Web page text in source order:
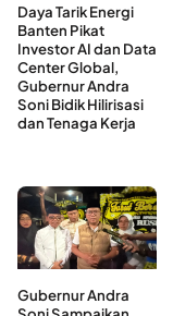
Daya Tarik Energi
Banten Pikat
Investor AI dan Data
Center Global,
Gubernur Andra
Soni Bidik Hilirisasi
dan Tenaga Kerja
Gubernur Andra